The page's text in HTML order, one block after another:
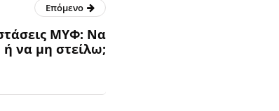
Επόμενο
ΜΥΦ: Να
ή να μη στείλω;